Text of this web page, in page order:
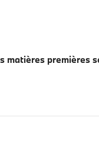
matières premières